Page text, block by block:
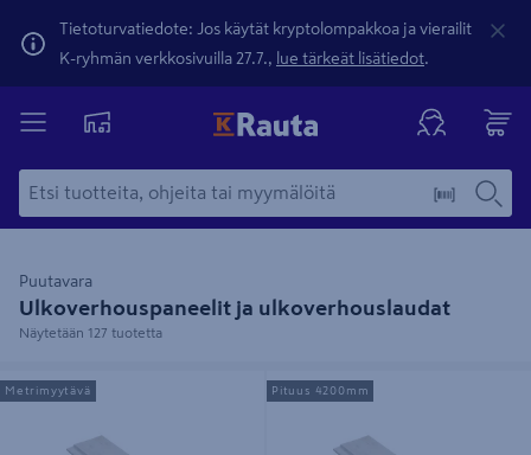
Tietoturvatiedote: Jos käytät kryptolompakkoa ja vierailit
K-ryhmän verkkosivuilla 27.7., lue tärkeät lisätiedot.
Puutavara
Ulkoverhouspaneelit ja ulkoverhouslaudat
Näytetään 127 tuotetta
Ulkoverhouspaneeli PROF 20x120
UTV pohjamaalattu valkoinen
Metrimyytävä
Ulkoverhouspaneeli PROF
20x120x4200 UTV pohjamaalattu
Pituus 4200mm